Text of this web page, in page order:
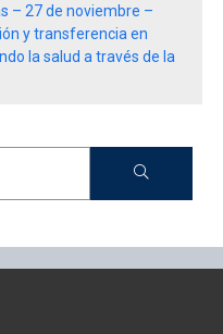
– 27 de noviembre –
y transferencia en
la salud a través de la